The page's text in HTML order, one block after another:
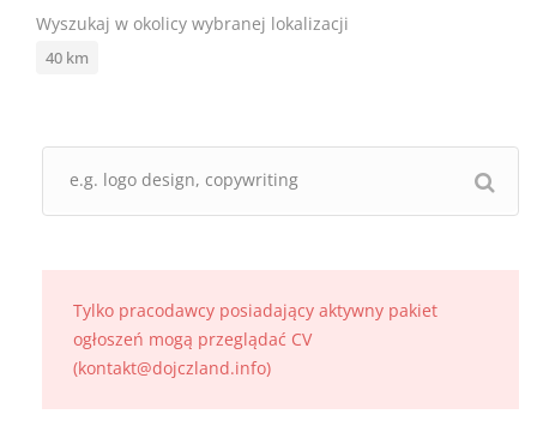
Wyszukaj w okolicy wybranej lokalizacji
40 km
Tylko pracodawcy posiadający aktywny pakiet
ogłoszeń mogą przeglądać CV
(kontakt@dojczland.info)